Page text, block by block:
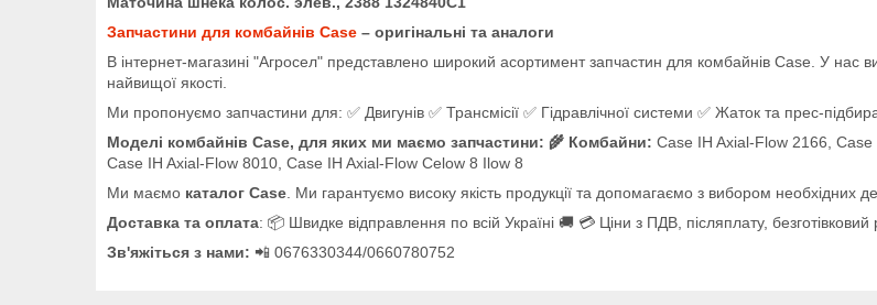
Запчастини для комбайнів Case – оригінальні та аналоги
В інтернет-магазині "Агросел" представлено широкий асортимент запчастин для комбайнів Case. У нас ви
найвищої якості.
Ми пропонуємо запчастини для: ✅ Двигунів ✅ Трансмісії ✅ Гідравлічної системи ✅ Жаток та прес-
Моделі комбайнів Case, для яких ми маємо запчастини: 🌾 Комбайни: Case IH Axial-Flow 2166,
Case IH Axial-Flow 8010, Case IH Axial-Flow Celow 8 Ilow 8
Ми маємо каталог Case . Ми гарантуємо високу якість продукції та допомагаємо з вибором необхідних
Доставка та оплата: 📦 Швидке відправлення по всій Україні 🚚 💳 Ціни з ПДВ, післяплату, безготівковий
Зв'яжіться з нами: 📲 0676330344/0660780752